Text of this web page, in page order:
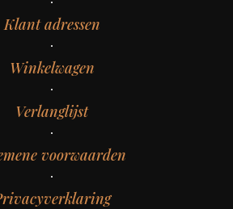
Klant adressen
Winkelwagen
Verlanglijst
voorwaarden